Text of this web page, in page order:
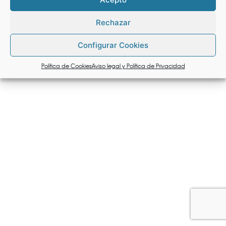
Rechazar
Configurar Cookies
Política de CookiesAviso legal y Política de Privacidad